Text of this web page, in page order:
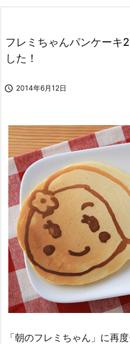
フレミちゃんパンケーキ
した！
 2014年6月12日
「朝のフレミちゃん」に再